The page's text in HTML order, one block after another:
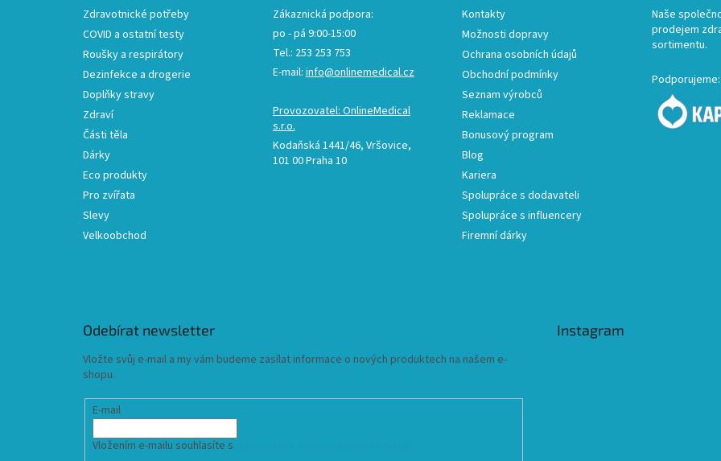
Zdravotnické potřeby
COVID a ostatní testy
Roušky a respirátory
Dezinfekce a drogerie
Doplňky stravy
Zdraví
Části těla
Dárky
Eco produkty
Pro zvířata
Slevy
Velkoobchod
Zákaznická podpora:
po - pá 9:00-15:00
Tel.: 253 253 753
E-mail:info@onlinemedical.cz
Provozovatel: OnlineMedical
s.r.o.
Kodaňská 1441/46, Vršovice,
101 00 Praha 10
Kontakty
Možnosti dopravy
Ochrana osobních údajů
Obchodní podmínky
Seznam výrobců
Reklamace
Bonusový program
Blog
Kariera
Spolupráce s dodavateli
Spolupráce s influencery
Firemní dárky
Naše
prodejem
sortimentu.
Podporujeme:
Odebírat newsletter
Vložte svůj e-mail a my vám budeme zasílat informace o nových produktech na našem e-
shopu.
E-mail
Vložením e-mailu souhlasíte s
Instagram